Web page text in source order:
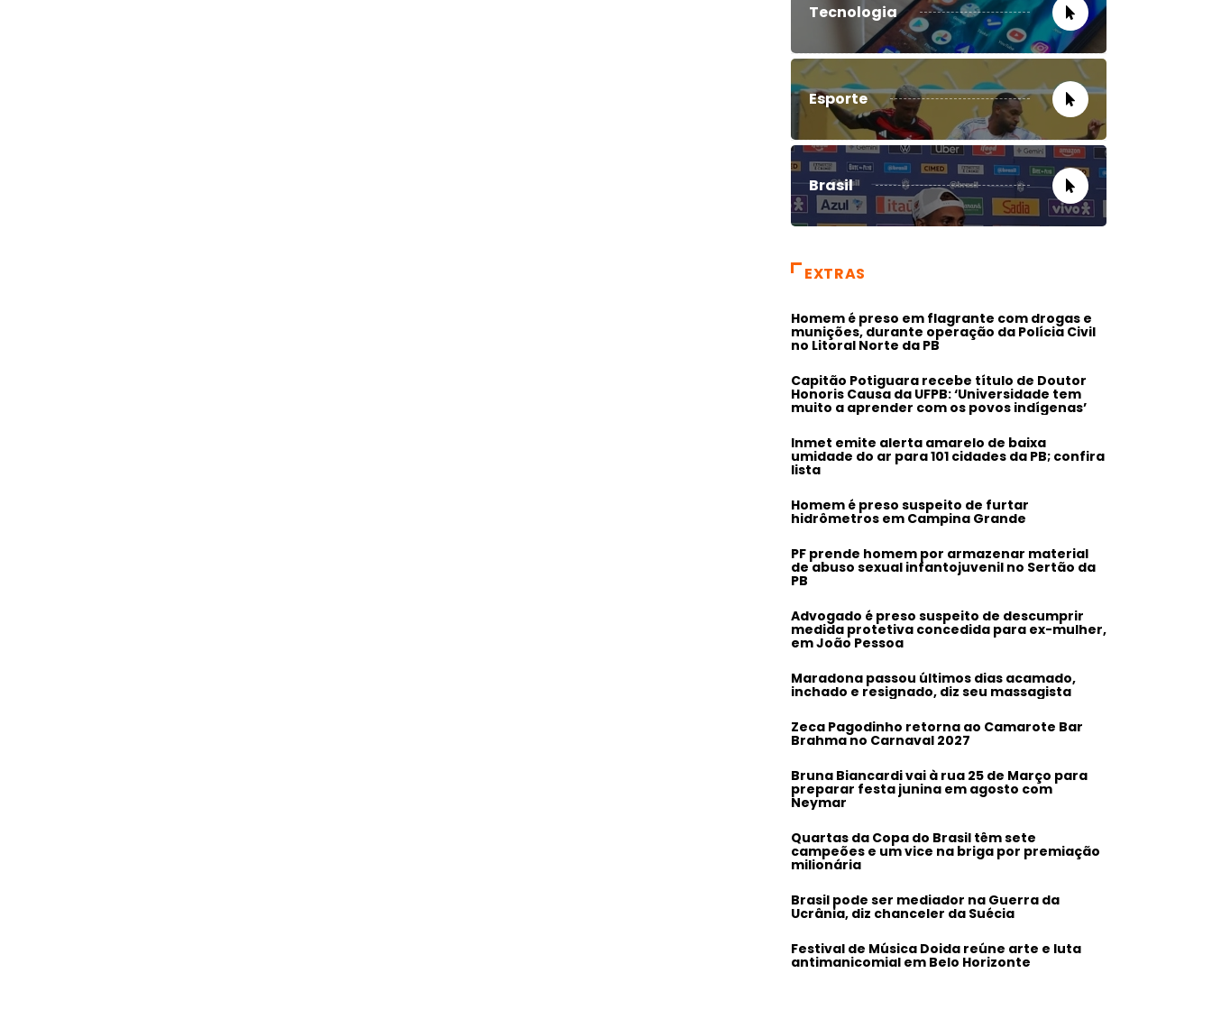
Tecnologia
Esporte
Brasil
EXTRAS
Homem é preso em flagrante com drogas e
munições, durante operação da Polícia Civil
no Litoral Norte da PB
Capitão Potiguara recebe título de Doutor
Honoris Causa da UFPB: ‘Universidade tem
muito a aprender com os povos indígenas’
Inmet emite alerta amarelo de baixa
umidade do ar para 101 cidades da PB; confira
lista
Homem é preso suspeito de furtar
hidrômetros em Campina Grande
PF prende homem por armazenar material
de abuso sexual infantojuvenil no Sertão da
PB
Advogado é preso suspeito de descumprir
medida protetiva concedida para ex-mulher,
em João Pessoa
Maradona passou últimos dias acamado,
inchado e resignado, diz seu massagista
Zeca Pagodinho retorna ao Camarote Bar
Brahma no Carnaval 2027
Bruna Biancardi vai à rua 25 de Março para
preparar festa junina em agosto com
Neymar
Quartas da Copa do Brasil têm sete
campeões e um vice na briga por premiação
milionária
Brasil pode ser mediador na Guerra da
Ucrânia, diz chanceler da Suécia
Festival de Música Doida reúne arte e luta
antimanicomial em Belo Horizonte